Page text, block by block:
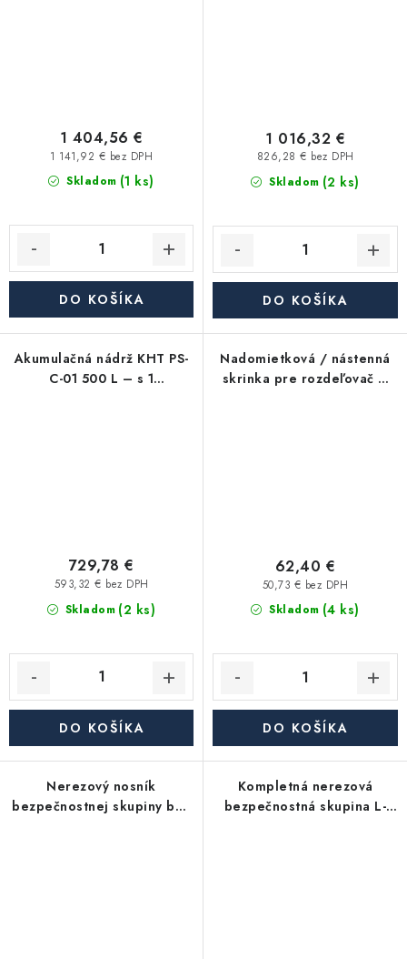
Skladom (1 ks)
1 141,92 € bez DPH
1 404,56 €
DO KOŠÍKA
Skladom (2 ks)
826,28 € bez DPH
1 016,32 €
DO KOŠÍKA
Akumulačná nádrž KHT PS-
C-01 500 L – s 1
Skladom (2 ks)
593,32 € bez DPH
729,78 €
DO KOŠÍKA
Nadomietková / nástenná
skrinka pre rozdeľovač –
Skladom (4 ks)
50,73 € bez DPH
62,40 €
DO KOŠÍKA
Nerezový nosník
bezpečnostnej skupiny bez
Kompletná nerezová
bezpečnostná skupina L-